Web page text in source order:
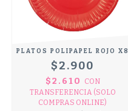
PLATOS POLIPAPEL ROJO X8
$2.900
$2.610
CON
TRANSFERENCIA (SOLO
COMPRAS ONLINE)